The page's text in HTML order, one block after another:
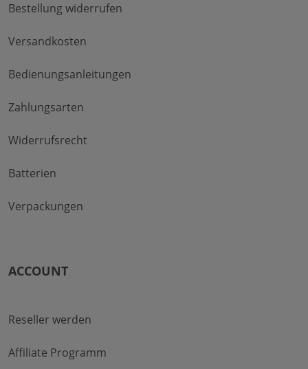
Bestellung widerrufen
Versandkosten
Bedienungsanleitungen
Zahlungsarten
Widerrufsrecht
Batterien
Verpackungen
ACCOUNT
Reseller werden
Affiliate Programm